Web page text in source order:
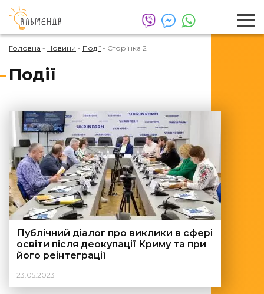
Головна - Новини - Події - Сторінка 2
Події
Публічний діалог про виклики в сфері
освіти після деокупації Криму та при
його реінтеграції
23.05.2023